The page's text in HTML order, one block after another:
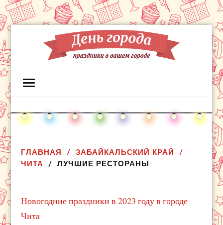
ГЛАВНАЯ
ЗАБАЙКАЛЬСКИЙ КРАЙ
ЧИТА
ЛУЧШИЕ РЕСТОРАНЫ
Новогодние праздники в 2023 году в городе
Чита